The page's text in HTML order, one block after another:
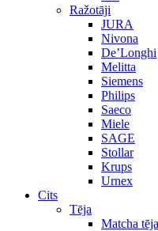
Ražotāji
JURA
Nivona
De’Longhi
Melitta
Siemens
Philips
Saeco
Miele
SAGE
Stollar
Krups
Urnex
Cits
Tēja
Matcha tēja